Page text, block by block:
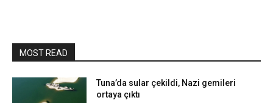
MOST READ
Tuna’da sular çekildi, Nazi gemileri
ortaya çıktı